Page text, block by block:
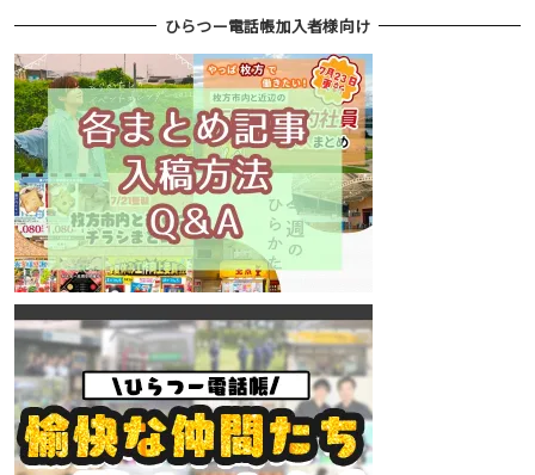
ひらつー電話帳加入者様向け